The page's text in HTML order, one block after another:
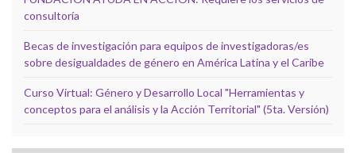
consultoría
Becas de investigación para equipos de investigadoras/es
sobre desigualdades de género en América Latina y el Caribe
Curso Virtual: Género y Desarrollo Local "Herramientas y
conceptos para el análisis y la Acción Territorial" (5ta. Versión)